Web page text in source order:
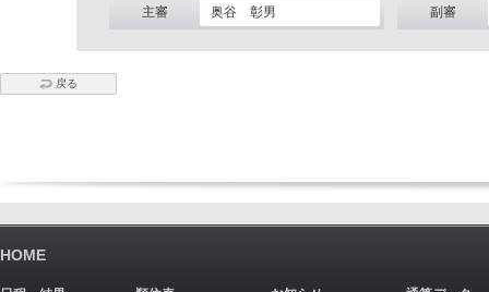
主審 奥谷 彰男 副審
戻る
HOME